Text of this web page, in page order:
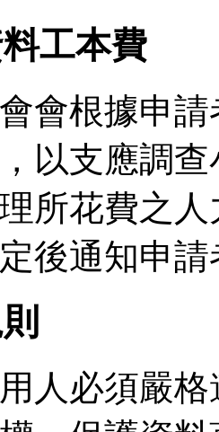
工本費
根據申請
以支應調
所花費之
後通知申請
必須嚴格